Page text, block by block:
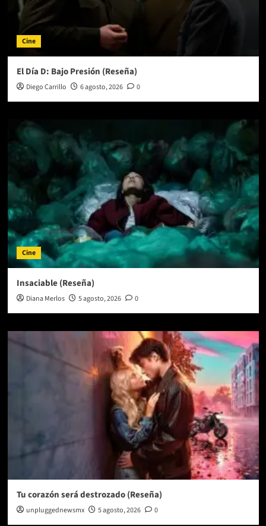
Cine
El Día D: Bajo Presión (Reseña)
Diego Carrillo 6 agosto, 2026 0
Cine
Insaciable (Reseña)
Diana Merlos 5 agosto, 2026 0
Tu corazón será destrozado (Reseña)
unpluggednewsmx 5 agosto, 2026 0